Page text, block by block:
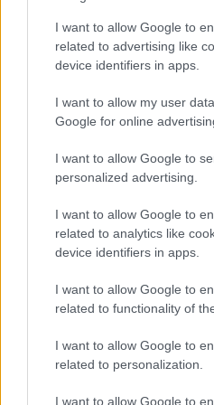
I want to allow Google to
related to advertising like
device identifiers in apps.
I want to allow my user
Google for online
I want to allow Google to
personalized advertising.
I want to allow Google to
related to analytics like
device identifiers in apps.
I want to allow Google to
related to functionality of
I want to allow Google to
related to personalization.
I want to allow Google to
cittadini.
Perché chi amministra in
firmare senza paura.Ma
che qualcuno continua a
vengono spesi i suoi soldi.
probabilmente, avrebbe